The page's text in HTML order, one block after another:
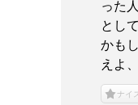
った
とし
かも
えよ
ナイ